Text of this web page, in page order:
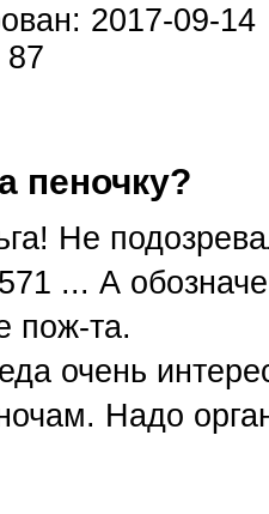
2017-09-14
пеночку?
Не
... А
пож-та.
очень
Надо